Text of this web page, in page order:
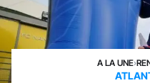
A LA UNE›